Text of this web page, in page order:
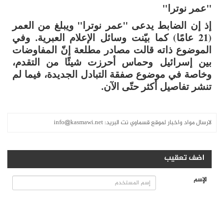
"عمر نوترا"
إذ إن الضابط يدعى "عمر نوترا" ويبلغ من العمر
(21 عامًا) كما بيّنت وسائل الإعلام العبرية. وفي
الموضوع ذاته قالت مصادر مطلعة إنّ المفاوضات
بين إسرائيل وحماس أحرزت شيئًا من التقدم،
وخاصة في موضوع صفقة التبادل الجديدة، فيما لم
تنشر تفاصيل أكثر حتّى الآن.
لارسال مواد واخبار لموقع قسماوي نت البريد:info@kasmawi.net
اضف تعقيب
الإسم